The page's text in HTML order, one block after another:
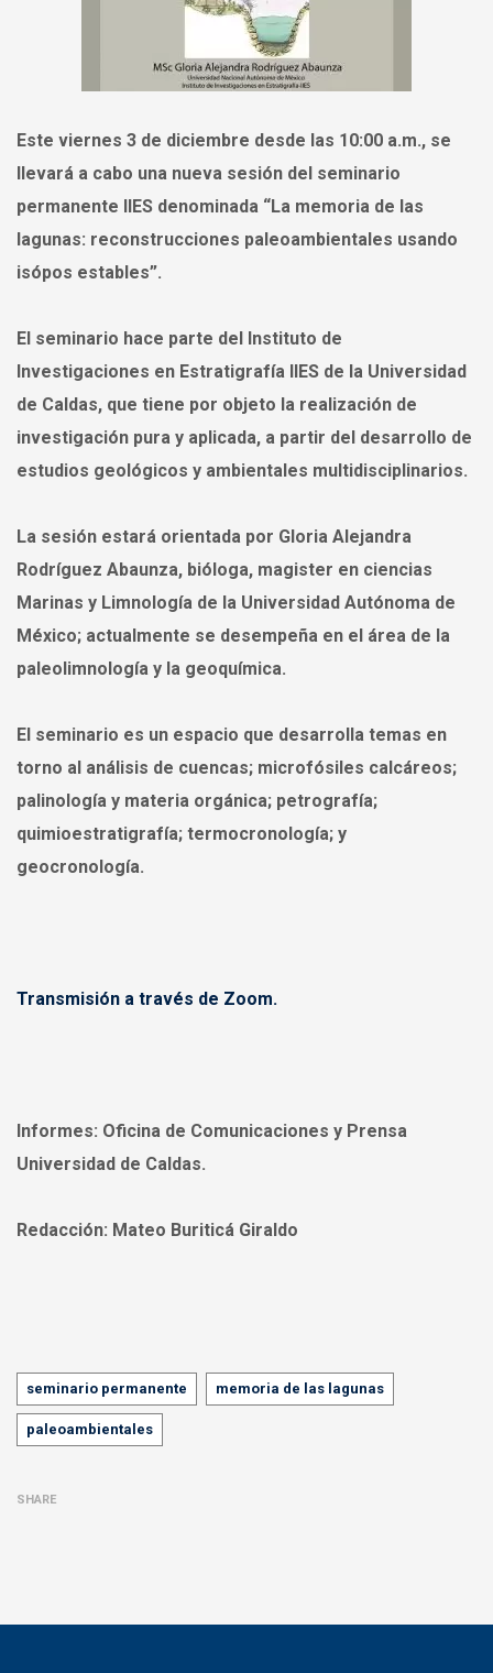
Este viernes 3 de diciembre desde las 10:00 a.m., se
llevará a cabo una nueva sesión del seminario
permanente IIES denominada “La memoria de las
lagunas: reconstrucciones paleoambientales usando
isópos estables”.
El seminario hace parte del Instituto de
Investigaciones en Estratigrafía IIES de la Universidad
de Caldas, que tiene por objeto la realización de
investigación pura y aplicada, a partir del desarrollo de
estudios geológicos y ambientales multidisciplinarios.
La sesión estará orientada por Gloria Alejandra
Rodríguez Abaunza, bióloga, magister en ciencias
Marinas y Limnología de la Universidad Autónoma de
México; actualmente se desempeña en el área de la
paleolimnología y la geoquímica.
El seminario es un espacio que desarrolla temas en
torno al análisis de cuencas; microfósiles calcáreos;
palinología y materia orgánica; petrografía;
quimioestratigrafía; termocronología; y
geocronología.
Transmisión a través de Zoom.
Informes: Oficina de Comunicaciones y Prensa
Universidad de Caldas.
Redacción: Mateo Buriticá Giraldo
Tags
seminario permanente memoria de las lagunas
paleoambientales
SHARE